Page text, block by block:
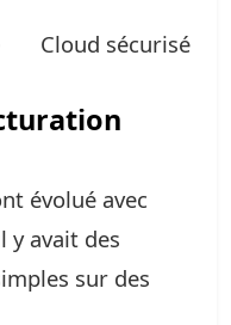
Cloud sécurisé
évolué avec
y avait des
sur des